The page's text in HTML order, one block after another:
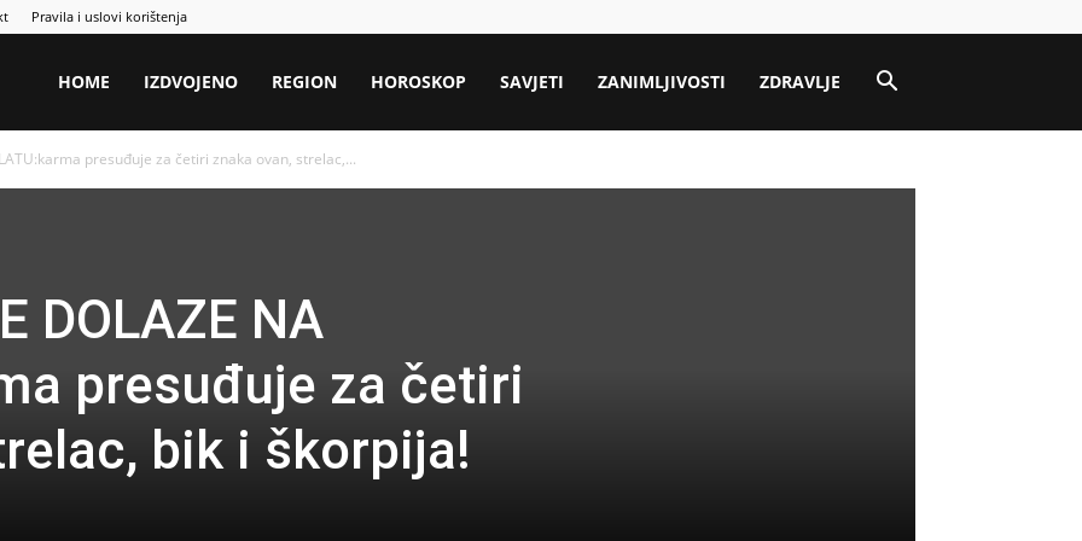
Pravila i uslovi korištenja
HOME IZDVOJENO REGION HOROSKOP SAVJETI ZANIMLJIVOSTI ZDRAVLJE
presuđuje za četiri znaka ovan, strelac,...
DOLAZE NA
presuđuje za četiri
bik i škorpija!